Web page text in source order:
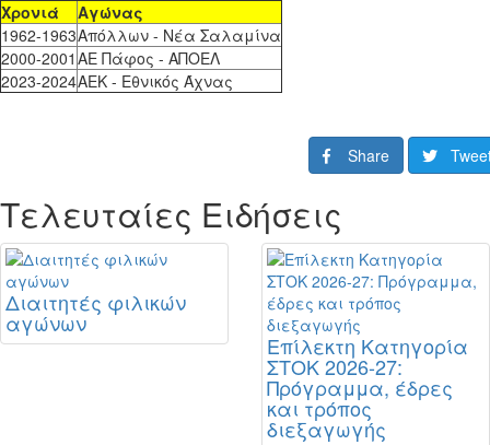
Χρονιά
Αγώνας
1962-1963Απόλλων - Νέα Σαλαμίνα
2000-2001 ΑΕ Πάφος - ΑΠΟΕΛ
2023-2024ΑΕΚ - Εθνικός Άχνας
Share
Τελευταίες Ειδήσεις
Διαιτητές φιλικών
αγώνων
Επίλεκτη Κατηγορία
ΣΤΟΚ 2026-27:
Πρόγραμμα, έδρες
και τρόπος
διεξαγωγής